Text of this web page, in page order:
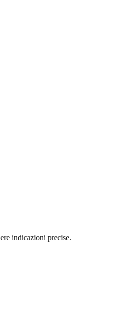
indicazioni precise.